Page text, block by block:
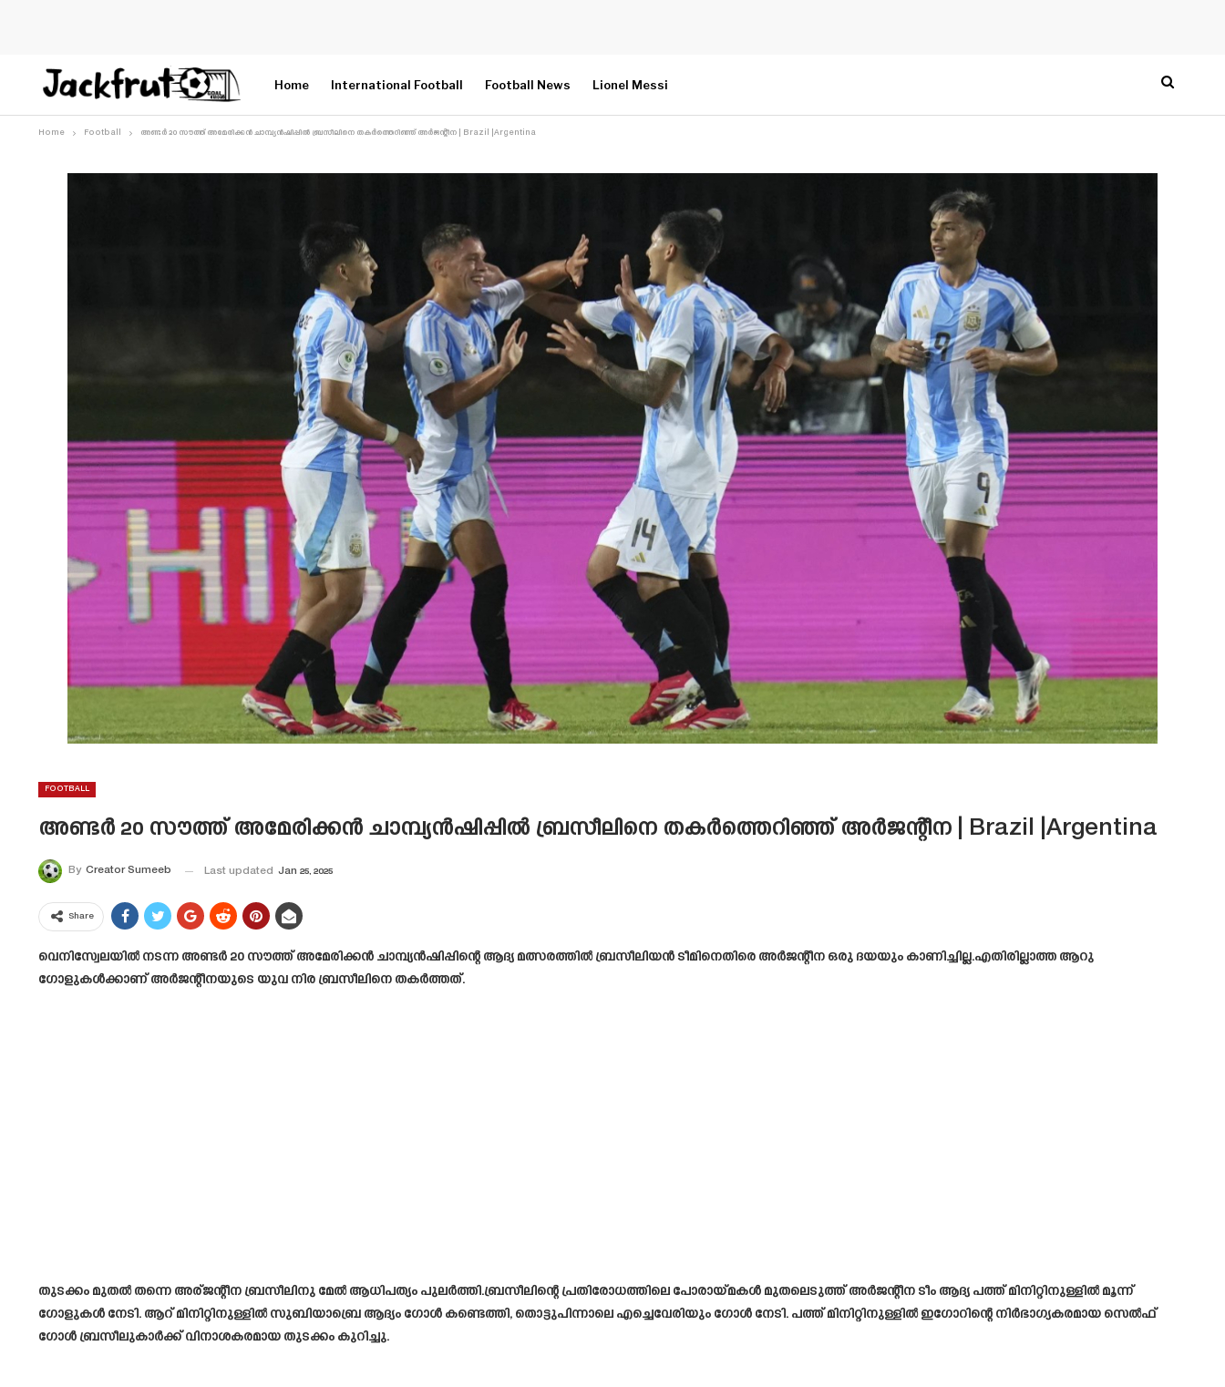
Home International Football Football News Lionel Messi
Home Football അണ്ടർ 20 സൗത്ത് അമേരിക്കൻ ചാമ്പ്യൻഷിപ്പിൽ ബ്രസീലിനെ തകർത്തെറിഞ്ഞ് അർജന്റീന | Brazil |Argentina
FOOTBALL
അണ്ടർ 20 സൗത്ത് അമേരിക്കൻ ചാമ്പ്യൻഷിപ്പിൽ ബ്രസീലിനെ തകർത്തെറിഞ്ഞ് അർജന്റീന | Brazil |Argentina
By Creator Sumeeb Last updated Jan 25, 2025
Share
വെനിസ്വേലയിൽ നടന്ന അണ്ടർ 20 സൗത്ത് അമേരിക്കൻ ചാമ്പ്യൻഷിപ്പിന്റെ ആദ്യ മത്സരത്തിൽ ബ്രസീലിയൻ ടീമിനെതിരെ അർജന്റീന ഒരു ദയയും കാണിച്ചില്ല.എതിരില്ലാത്ത ആറു
ഗോളുകൾക്കാണ് അർജന്റീനയുടെ യുവ നിര ബ്രസീലിനെ തകർത്തത്.
തുടക്കം മുതൽ തന്നെ അര്ജന്റീന ബ്രസീലിനു മേൽ ആധിപത്യം പുലർത്തി.ബ്രസീലിന്റെ പ്രതിരോധത്തിലെ പോരായ്മകൾ മുതലെടുത്ത് അർജന്റീന ടീം ആദ്യ പത്ത് മിനിറ്റിനുള്ളിൽ മൂന്ന്
ഗോളുകൾ നേടി. ആറ് മിനിറ്റിനുള്ളിൽ സുബിയാബ്രെ ആദ്യം ഗോൾ കണ്ടെത്തി, തൊട്ടുപിന്നാലെ എച്ചെവേരിയും ഗോൾ നേടി. പത്ത് മിനിറ്റിനുള്ളിൽ ഇഗോറിന്റെ നിർഭാഗ്യകരമായ സെൽഫ്
ഗോൾ ബ്രസീലുകാർക്ക് വിനാശകരമായ തുടക്കം കുറിച്ചു.